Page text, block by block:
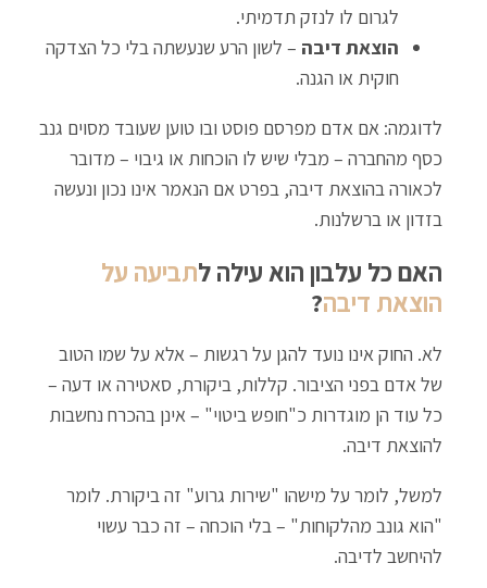
לגרום לו לנזק תדמיתי.
הוצאת דיבה – לשון הרע שנעשתה בלי כל הצדקה
חוקית או הגנה.
לדוגמה: אם אדם מפרסם פוסט ובו טוען שעובד מסוים גנב
כסף מהחברה – מבלי שיש לו הוכחות או גיבוי – מדובר
לכאורה בהוצאת דיבה, בפרט אם הנאמר אינו נכון ונעשה
בזדון או ברשלנות.
האם כל עלבון הוא עילה לתביעה על
הוצאת דיבה?
לא. החוק אינו נועד להגן על רגשות – אלא על שמו הטוב
של אדם בפני הציבור. קללות, ביקורת, סאטירה או דעה –
כל עוד הן מוגדרות כ"חופש ביטוי" – אינן בהכרח נחשבות
להוצאת דיבה.
למשל, לומר על מישהו "שירות גרוע" זה ביקורת. לומר
"הוא גונב מהלקוחות" – בלי הוכחה – זה כבר עשוי
להיחשב לדיבה.